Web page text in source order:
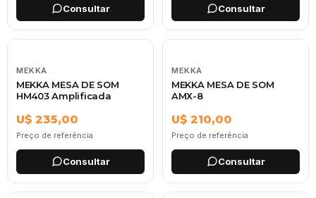
Consultar Consultar
MEKKA
MEKKA MESA DE SOM
HM403 Amplificada
U$ 235,00
Preço de referência
Consultar
MEKKA
MEKKA MESA DE SOM
AMX-8
U$ 210,00
Preço de referência
Consultar